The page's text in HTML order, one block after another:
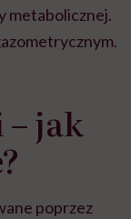
metabolicznej.
jak
poprzez